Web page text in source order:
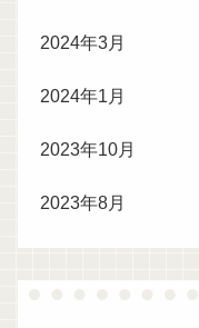
2024年3月
2024年1月
2023年10月
2023年8月